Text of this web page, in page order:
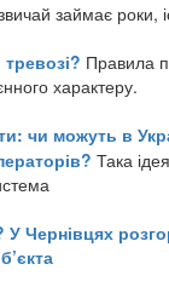
займає роки,
Правила
характеру.
чи можуть в
Така
Чернівцях